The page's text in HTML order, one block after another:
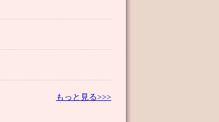
もっと見る>>>